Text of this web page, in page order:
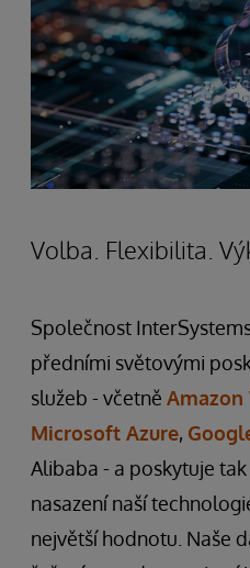
Volba. Flexibilita.
Společnost
předními světovými
služeb - včetně Amazon
Microsoft Azure,
Alibaba - a poskytuje
nasazení naší
největší hodnotu. Naše